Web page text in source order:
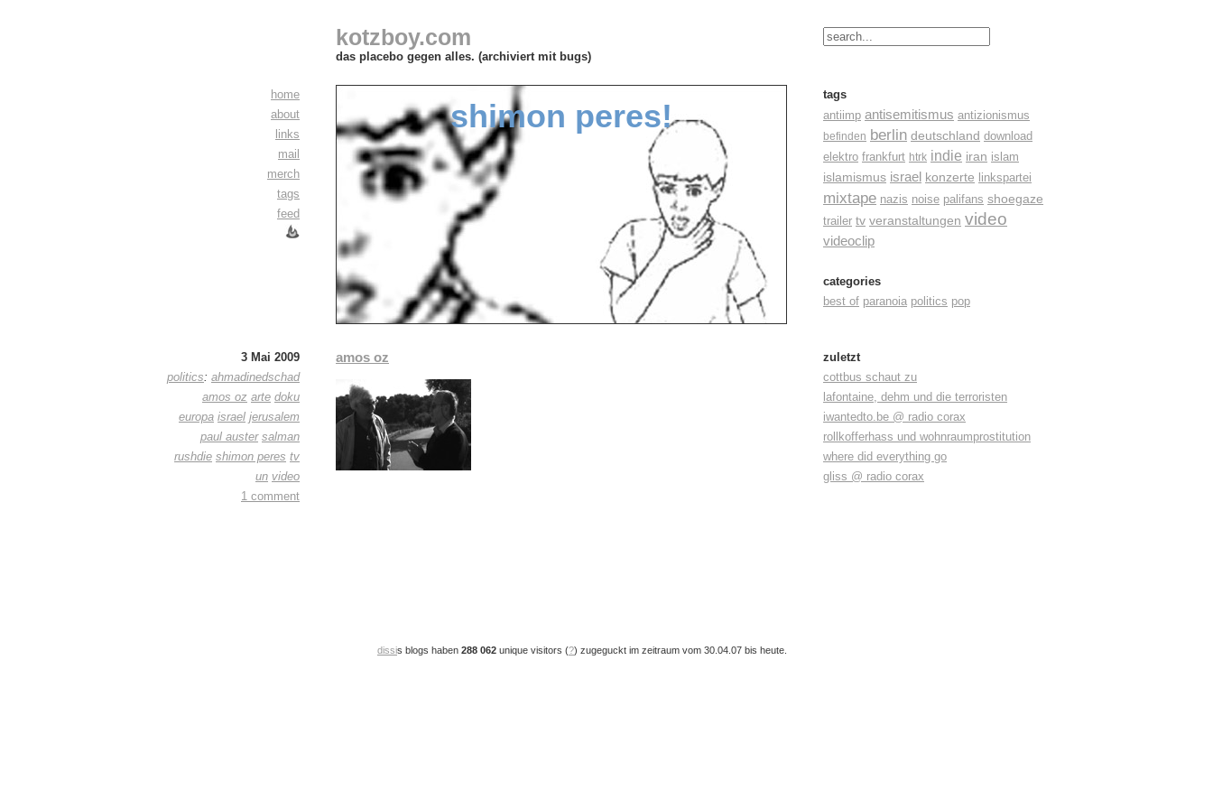
kotzboy.com
das placebo gegen alles. (archiviert mit bugs)
home
about
links
mail
merch
tags
feed
shimon peres!
tags
antiimp antisemitismus antizionismus
befinden berlin deutschland download
elektro frankfurt htrk indie iran islam
islamismus israel konzerte linkspartei
mixtape nazis noise palifans shoegaze
trailer tv veranstaltungen video
videoclip
categories
best of paranoia politics pop
3 Mai 2009
politics: ahmadinedschad
amos oz arte doku
europa israel jerusalem
paul auster salman
rushdie shimon peres tv
un video
1 comment
amos oz
zuletzt
cottbus schaut zu
lafontaine, dehm und die terroristen
iwantedto.be @ radio corax
rollkofferhass und wohnraumprostitution
where did everything go
gliss @ radio corax
dissis blogs haben 288 062 unique visitors (?) zugeguckt im zeitraum vom 30.04.07 bis heute.